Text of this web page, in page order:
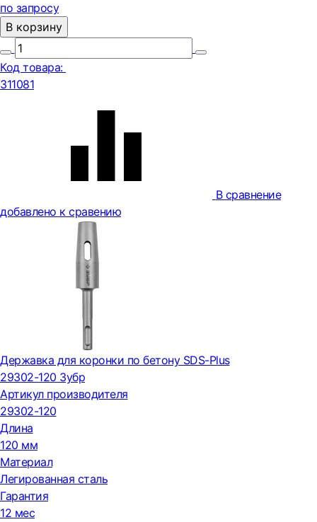
по запросу
В корзину
Код товара:
311081
В сравнение
добавлено к сравению
Державка для коронки по бетону SDS-Plus
29302-120 Зубр
Артикул производителя
29302-120
Длина
120 мм
Материал
Легированная сталь
Гарантия
12 мес